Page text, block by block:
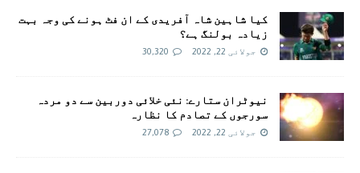
کیا شاہین شاہ آفریدی کے ان فٹ ہونے کی وجہ بہت
زیادہ بولنگ ہے؟
جولائی 22, 2022 30,320
نیوٹران ستارے: نئی خلائی دوربین سے دو مردہ
سورجوں کے تصادم کا نظارہ
جولائی 22, 2022 27,078